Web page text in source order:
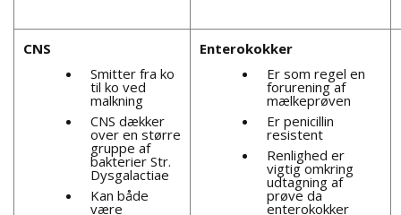
CNS
Smitter fra ko
til ko ved
malkning
CNS dækker
over en større
gruppe af
bakterier Str.
Dysgalactiae
Kan både
være
Enterokokker
Er som regel en
forurening af
mælkeprøven
Er penicillin
resistent
Renlighed er
vigtig omkring
udtagning af
prøve da
enterokokker